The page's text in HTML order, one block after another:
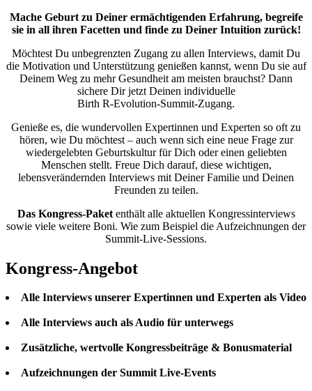
Mache Geburt zu Deiner ermächtigenden Erfahrung, begreife
sie in all ihren Facetten und finde zu Deiner Intuition zurück!
Möchtest Du unbegrenzten Zugang zu allen Interviews, damit Du
die Motivation und Unterstützung genießen kannst, wenn Du sie auf
Deinem Weg zu mehr Gesundheit am meisten brauchst? Dann
sichere Dir jetzt Deinen individuelle
Birth R-Evolution-Summit-Zugang.
Genieße es, die wundervollen Expertinnen und Experten so oft zu
hören, wie Du möchtest – auch wenn sich eine neue Frage zur
wiedergelebten Geburtskultur für Dich oder einen geliebten
Menschen stellt. Freue Dich darauf, diese wichtigen,
lebensverändernden Interviews mit Deiner Familie und Deinen
Freunden zu teilen.
Das Kongress-Paketenthält alle aktuellen Kongressinterviews
sowie viele weitere Boni. Wie zum Beispiel die Aufzeichnungen der
Summit-Live-Sessions.
Kongress-Angebot
Alle Interviews unserer Expertinnen und Experten als Video
Alle Interviews auch als Audio für unterwegs
Zusätzliche, wertvolle Kongressbeiträge & Bonusmaterial
Aufzeichnungen der Summit Live-Events